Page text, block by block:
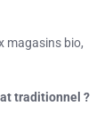
magasins bio,
traditionnel ?